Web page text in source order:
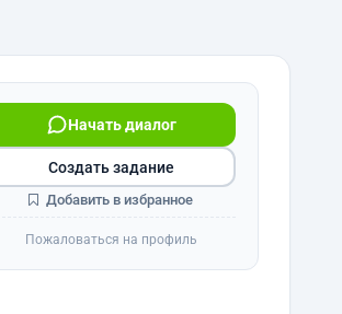
Начать диалог
Создать задание
Добавить в избранное
Пожаловаться на профиль